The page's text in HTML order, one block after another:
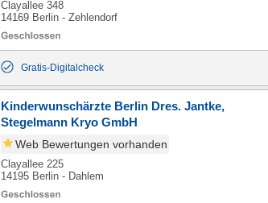
Clayallee 348
14169 Berlin - Zehlendorf
Gratis-Digitalcheck
Kinderwunschärzte Berlin Dres. Jantke,
Stegelmann Kryo GmbH
Web Bewertungen vorhanden
Clayallee 225
14195 Berlin - Dahlem